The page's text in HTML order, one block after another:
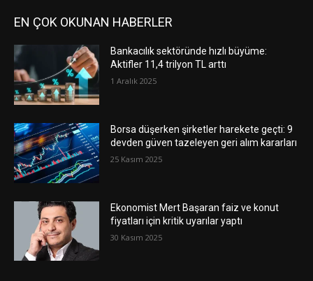
EN ÇOK OKUNAN HABERLER
Bankacılık sektöründe hızlı büyüme:
Aktifler 11,4 trilyon TL arttı
1 Aralık 2025
Borsa düşerken şirketler harekete geçti: 9
devden güven tazeleyen geri alım kararları
25 Kasım 2025
Ekonomist Mert Başaran faiz ve konut
fiyatları için kritik uyarılar yaptı
30 Kasım 2025